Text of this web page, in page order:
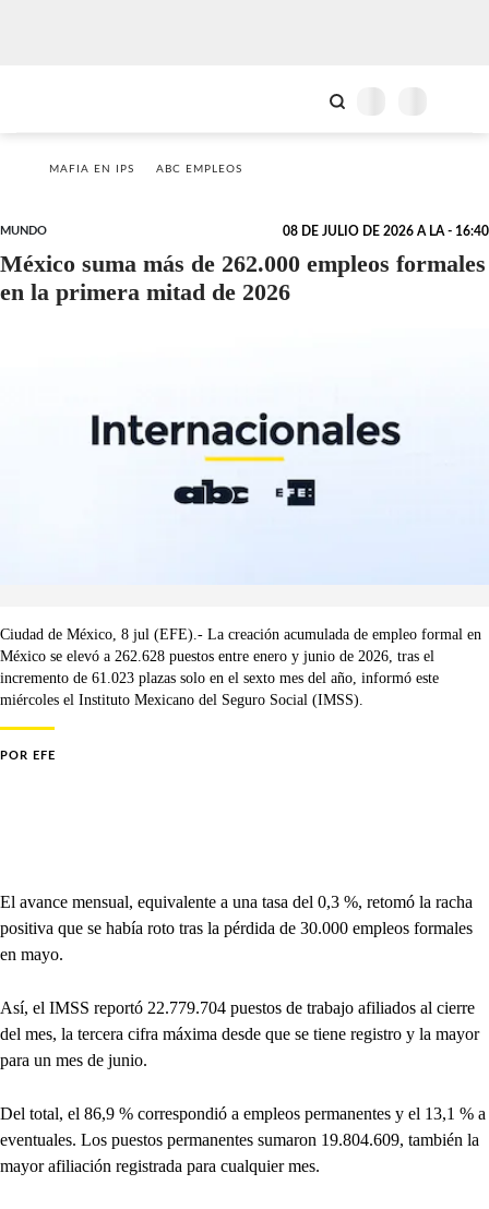
MAFIA EN IPS ABC EMPLEOS
MUNDO 08 DE JULIO DE 2026 A LA - 16:40
México suma más de 262.000 empleos formales
en la primera mitad de 2026
Ciudad de México, 8 jul (EFE).- La creación acumulada de empleo formal en
México se elevó a 262.628 puestos entre enero y junio de 2026, tras el
incremento de 61.023 plazas solo en el sexto mes del año, informó este
miércoles el Instituto Mexicano del Seguro Social (IMSS).
POR EFE
El avance mensual, equivalente a una tasa del 0,3 %, retomó la racha
positiva que se había roto tras la pérdida de 30.000 empleos formales
en mayo.
Así, el IMSS reportó 22.779.704 puestos de trabajo afiliados al cierre
del mes, la tercera cifra máxima desde que se tiene registro y la mayor
para un mes de junio.
Del total, el 86,9 % correspondió a empleos permanentes y el 13,1 % a
eventuales. Los puestos permanentes sumaron 19.804.609, también la
mayor afiliación registrada para cualquier mes.